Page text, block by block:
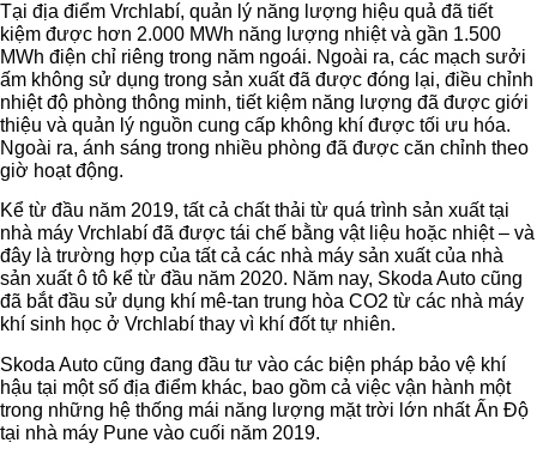
Tại địa điểm Vrchlabí, quản lý năng lượng hiệu quả đã tiết
kiệm được hơn 2.000 MWh năng lượng nhiệt và gần 1.500
MWh điện chỉ riêng trong năm ngoái. Ngoài ra, các mạch sưởi
ấm không sử dụng trong sản xuất đã được đóng lại, điều chỉnh
nhiệt độ phòng thông minh, tiết kiệm năng lượng đã được giới
thiệu và quản lý nguồn cung cấp không khí được tối ưu hóa.
Ngoài ra, ánh sáng trong nhiều phòng đã được căn chỉnh theo
giờ hoạt động.
Kể từ đầu năm 2019, tất cả chất thải từ quá trình sản xuất tại
nhà máy Vrchlabí đã được tái chế bằng vật liệu hoặc nhiệt – và
đây là trường hợp của tất cả các nhà máy sản xuất của nhà
sản xuất ô tô kể từ đầu năm 2020. Năm nay, Skoda Auto cũng
đã bắt đầu sử dụng khí mê-tan trung hòa CO2 từ các nhà máy
khí sinh học ở Vrchlabí thay vì khí đốt tự nhiên.
Skoda Auto cũng đang đầu tư vào các biện pháp bảo vệ khí
hậu tại một số địa điểm khác, bao gồm cả việc vận hành một
trong những hệ thống mái năng lượng mặt trời lớn nhất Ấn Độ
tại nhà máy Pune vào cuối năm 2019.